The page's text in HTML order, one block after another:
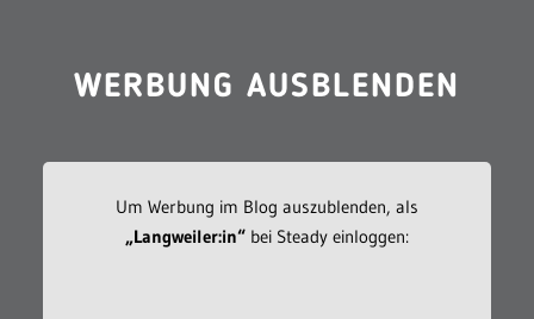
WERBUNG AUSBLENDEN
Um Werbung im Blog auszublenden, als
„Langweiler:in“bei Steady einloggen: